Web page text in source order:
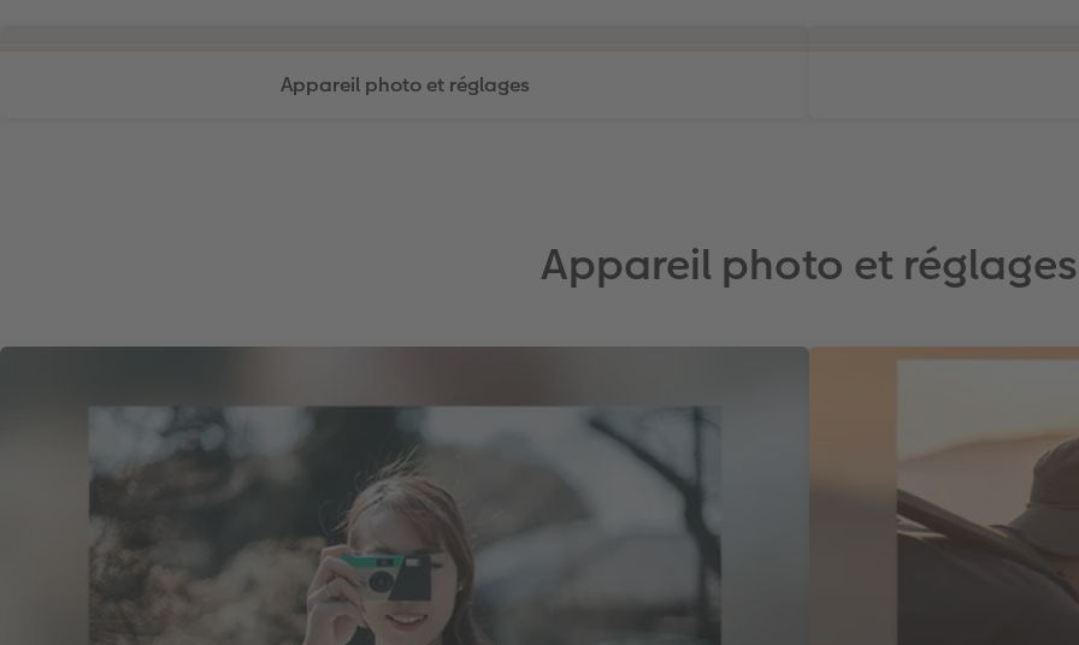
Appareil photo et réglages
Appareil photo et réglages